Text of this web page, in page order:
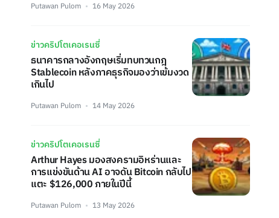
Putawan Pulom 16 May 2026
ข่าวคริปโตเคอเรนซี่
ธนาคารกลางอังกฤษเริ่มทบทวนกฎ
Stablecoin หลังภาคธุรกิจมองว่าเข้มงวด
เกินไป
Putawan Pulom 14 May 2026
ข่าวคริปโตเคอเรนซี่
Arthur Hayes มองสงครามอิหร่านและ
การแข่งขันด้าน AI อาจดัน Bitcoin กลับไป
แตะ $126,000 ภายในปีนี้
Putawan Pulom 13 May 2026